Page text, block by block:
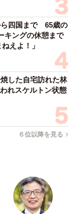
に見える、日中
てんかんや睡眠
ります。
不安になる保護
決して珍しい症
ていきます。ひ
科に相談してみ
ちファミリーク
大学小児外科客
傍ら、病児保育
ど、子どもと家
一般社団法人tPot
ら四国まで 65歳の
ングの休憩まで
えよ！」
した自宅訪れた林
れスケルトン状態
６位以降を見る